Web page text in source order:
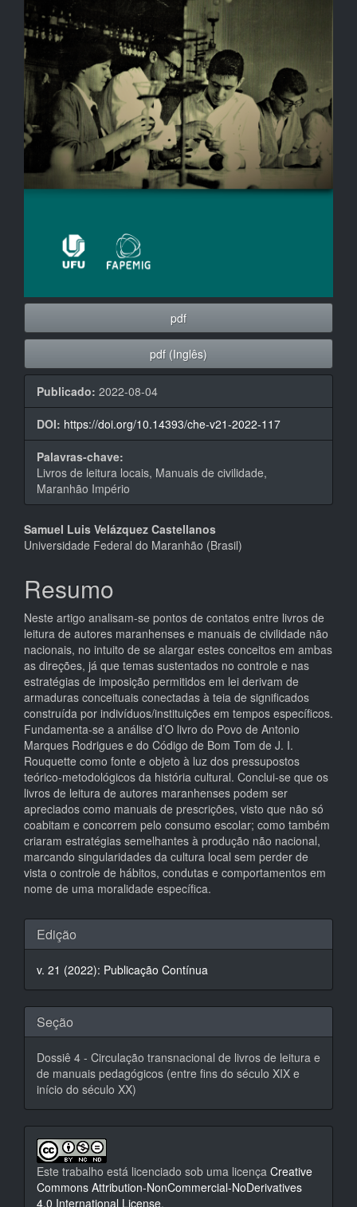
pdf
pdf (Inglês)
Publicado: 2022-08-04
DOI: https://doi.org/10.14393/che-v21-2022-117
Palavras-chave:
Livros de leitura locais, Manuais de civilidade,
Maranhão Império
Conteúdo
do
artigo
principal
Samuel Luis Velázquez Castellanos
Universidade Federal do Maranhão (Brasil)
Resumo
Neste artigo analisam-se pontos de contatos entre livros de
leitura de autores maranhenses e manuais de civilidade não
nacionais, no intuito de se alargar estes conceitos em ambas
as direções, já que temas sustentados no controle e nas
estratégias de imposição permitidos em lei derivam de
armaduras conceituais conectadas à teia de significados
construída por indivíduos/instituições em tempos específicos.
Fundamenta-se a análise d’O livro do Povo de Antonio
Marques Rodrigues e do Código de Bom Tom de J. I.
Rouquette como fonte e objeto à luz dos pressupostos
teórico-metodológicos da história cultural. Conclui-se que os
livros de leitura de autores maranhenses podem ser
apreciados como manuais de prescrições, visto que não só
coabitam e concorrem pelo consumo escolar; como também
criaram estratégias semelhantes à produção não nacional,
marcando singularidades da cultura local sem perder de
vista o controle de hábitos, condutas e comportamentos em
nome de uma moralidade específica.
Detalhes
do
artigo
Edição
v. 21 (2022): Publicação Contínua
Seção
Dossiê 4 - Circulação transnacional de livros de leitura e
de manuais pedagógicos (entre fins do século XIX e
início do século XX)
Este trabalho está licenciado sob uma licença Creative
Commons Attribution-NonCommercial-NoDerivatives
4.0 International License.